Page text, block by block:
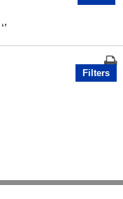
‘’
Filters